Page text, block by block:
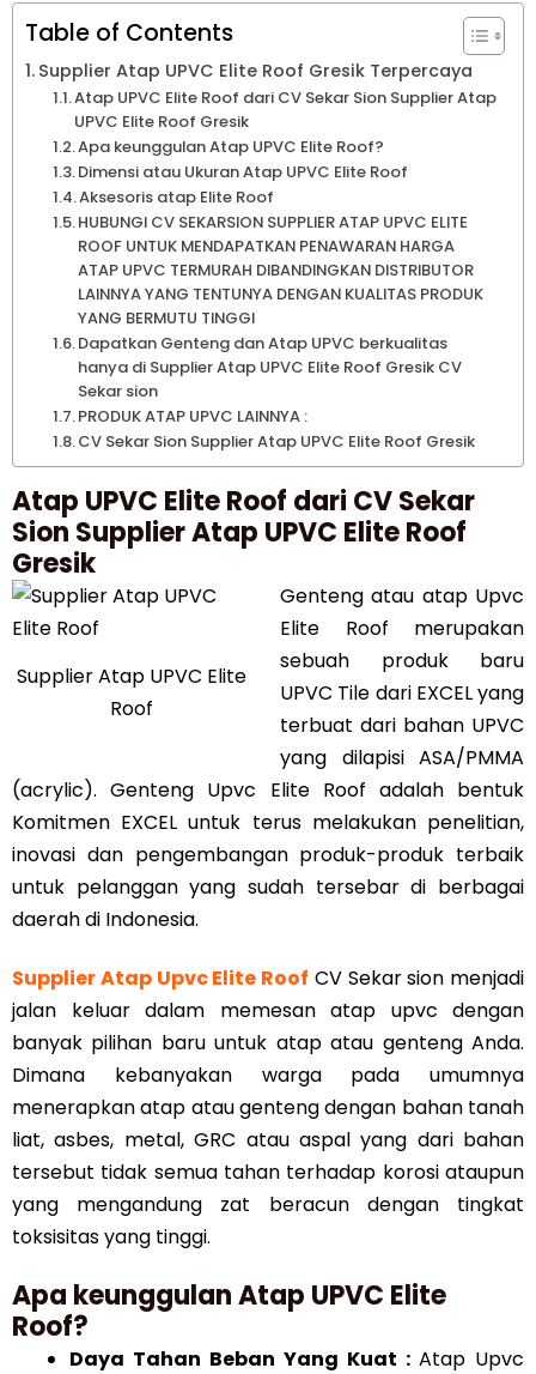
Table of Contents
Supplier Atap UPVC Elite Roof Gresik Terpercaya
Atap UPVC Elite Roof dari CV Sekar Sion Supplier Atap
UPVC Elite Roof Gresik
Apa keunggulan Atap UPVC Elite Roof?
Dimensi atau Ukuran Atap UPVC Elite Roof
Aksesoris atap Elite Roof
HUBUNGI CV SEKARSION SUPPLIER ATAP UPVC ELITE
ROOF UNTUK MENDAPATKAN PENAWARAN HARGA
ATAP UPVC TERMURAH DIBANDINGKAN DISTRIBUTOR
LAINNYA YANG TENTUNYA DENGAN KUALITAS PRODUK
YANG BERMUTU TINGGI
Dapatkan Genteng dan Atap UPVC berkualitas
hanya di Supplier Atap UPVC Elite Roof Gresik CV
Sekar sion
PRODUK ATAP UPVC LAINNYA :
CV Sekar Sion Supplier Atap UPVC Elite Roof Gresik
Atap UPVC Elite Roof dari CV Sekar
Sion Supplier Atap UPVC Elite Roof
Gresik
Supplier Atap UPVC Elite
Roof
Genteng atau atap Upvc
Elite Roof merupakan
sebuah produk baru
UPVC Tile dari EXCEL yang
terbuat dari bahan UPVC
yang dilapisi ASA/PMMA
(acrylic). Genteng Upvc Elite Roof adalah bentuk
Komitmen EXCEL untuk terus melakukan penelitian,
inovasi dan pengembangan produk-produk terbaik
untuk pelanggan yang sudah tersebar di berbagai
daerah di Indonesia.
Supplier Atap Upvc Elite Roof CV Sekar sion menjadi
jalan keluar dalam memesan atap upvc dengan
banyak pilihan baru untuk atap atau genteng Anda.
Dimana kebanyakan warga pada umumnya
menerapkan atap atau genteng dengan bahan tanah
liat, asbes, metal, GRC atau aspal yang dari bahan
tersebut tidak semua tahan terhadap korosi ataupun
yang mengandung zat beracun dengan tingkat
toksisitas yang tinggi.
Apa keunggulan Atap UPVC Elite
Roof?
Daya Tahan Beban Yang Kuat : Atap Upvc